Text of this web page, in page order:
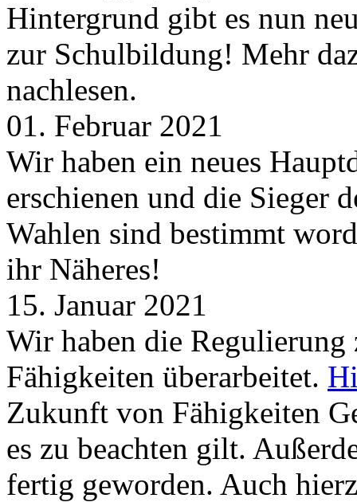
Hintergrund gibt es nun
zur Schulbildung! Mehr
nachlesen.
01. Februar 2021
Wir haben ein neues
erschienen und die Sieger
Wahlen sind bestimmt
ihr Näheres!
15. Januar 2021
Wir haben die
Fähigkeiten überarbeitet.
Zukunft von Fähigkeiten
es zu beachten gilt.
fertig geworden. Auch